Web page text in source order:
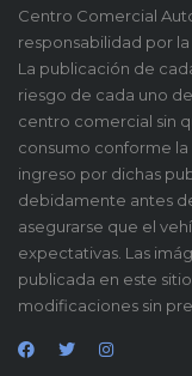
Centro Comercial
responsabilidad por
La publicación de
riesgo de cada uno
centro comercial sin
consumo conforme la
ingreso por dichas
debidamente antes
asegurarse que el
expectativas. Las
publicada en este
modificaciones sin